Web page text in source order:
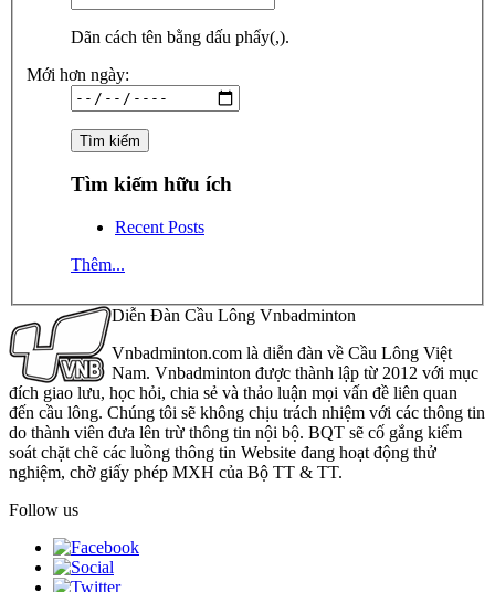
Dãn cách tên bằng dấu phẩy(,).
Mới hơn ngày:
Tìm kiếm hữu ích
Recent Posts
Thêm...
Diễn Đàn Cầu Lông Vnbadminton
Vnbadminton.com là diễn đàn về Cầu Lông Việt
Nam. Vnbadminton được thành lập từ 2012 với mục
đích giao lưu, học hỏi, chia sẻ và thảo luận mọi vấn đề liên quan
đến cầu lông. Chúng tôi sẽ không chịu trách nhiệm với các thông tin
do thành viên đưa lên trừ thông tin nội bộ. BQT sẽ cố gắng kiểm
soát chặt chẽ các luồng thông tin Website đang hoạt động thử
nghiệm, chờ giấy phép MXH của Bộ TT & TT.
Follow us